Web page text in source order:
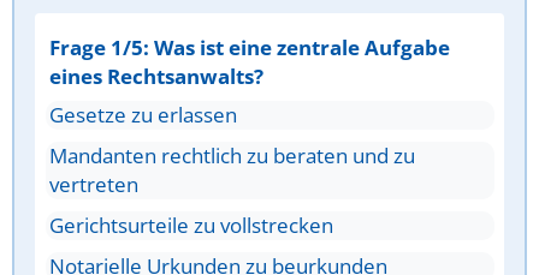
Frage 1/5: Was ist eine zentrale Aufgabe
eines Rechtsanwalts?
Gesetze zu erlassen
Mandanten rechtlich zu beraten und zu
vertreten
Gerichtsurteile zu vollstrecken
Notarielle Urkunden zu beurkunden